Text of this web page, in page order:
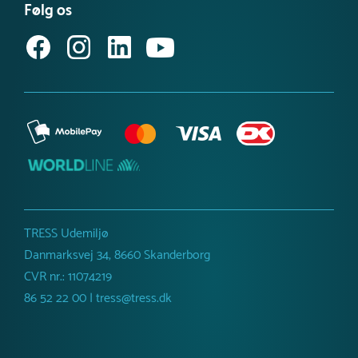
Købsvilkår (erhverv)
Følg os
TRESS Udemiljø
Danmarksvej 34, 8660 Skanderborg
CVR nr.: 11074219
86 52 22 00 | tress@tress.dk